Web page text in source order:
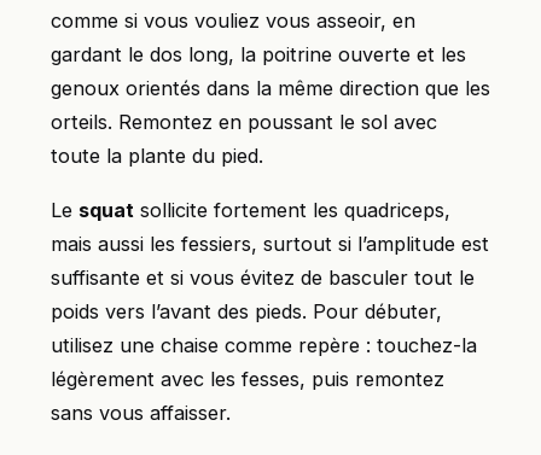
comme si vous vouliez vous asseoir, en
gardant le dos long, la poitrine ouverte et les
genoux orientés dans la même direction que les
orteils. Remontez en poussant le sol avec
toute la plante du pied.
Le squat sollicite fortement les quadriceps,
mais aussi les fessiers, surtout si l’amplitude est
suffisante et si vous évitez de basculer tout le
poids vers l’avant des pieds. Pour débuter,
utilisez une chaise comme repère : touchez-la
légèrement avec les fesses, puis remontez
sans vous affaisser.